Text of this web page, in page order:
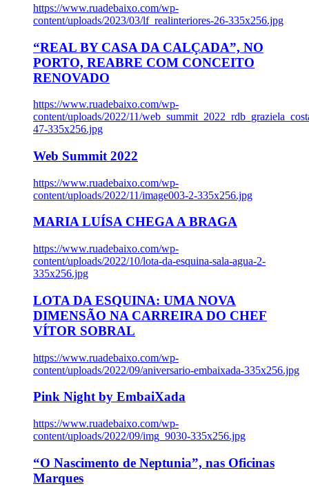
https://www.ruadebaixo.com/wp-
content/uploads/2023/03/lf_realinteriores-26-335x256.jpg
“REAL BY CASA DA CALÇADA”, NO
PORTO, REABRE COM CONCEITO
RENOVADO
https://www.ruadebaixo.com/wp-
content/uploads/2022/11/
47-335x256.jpg
Web Summit 2022
https://www.ruadebaixo.com/wp-
content/uploads/2022/11/image003-2-335x256.jpg
MARIA LUÍSA CHEGA A BRAGA
https://www.ruadebaixo.com/wp-
content/uploads/2022/10/lota-da-esquina-sala-agua-2-
335x256.jpg
LOTA DA ESQUINA: UMA NOVA
DIMENSÃO NA CARREIRA DO CHEF
VÍTOR SOBRAL
https://www.ruadebaixo.com/wp-
content/uploads/2022/09/aniversario-embaixada-335x256.jpg
Pink Night by EmbaiXada
https://www.ruadebaixo.com/wp-
content/uploads/2022/09/img_9030-335x256.jpg
“O Nascimento de Neptunia”, nas Oficinas
Marques